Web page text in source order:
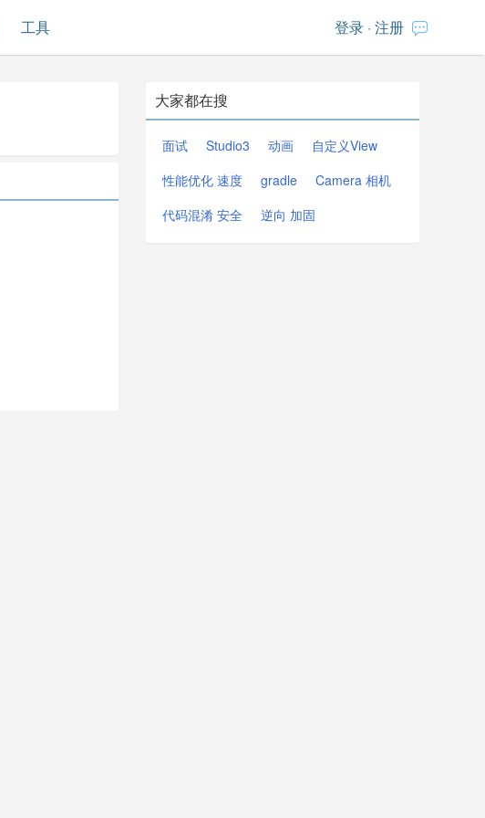
工具 登录 · 注册
大家都在搜
面试 Studio3 动画
自定义View
性能优化 速度
gradle
Camera 相机
代码混淆 安全
逆向 加固